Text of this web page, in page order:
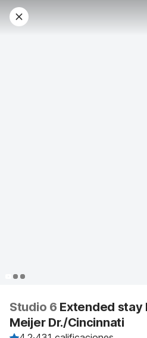
Studio 6 Extended stay
Meijer Dr./Cincinnati